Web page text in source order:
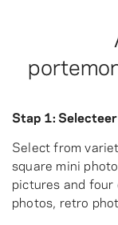
Stap 1:
Select from
square mini
pictures and
photos, retro